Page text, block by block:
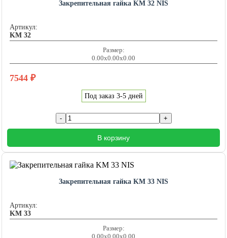
Закрепительная гайка KM 32 NIS
Артикул:
KM 32
Размер:
0.00x0.00x0.00
7544 ₽
Под заказ 3-5 дней
В корзину
Закрепительная гайка KM 33 NIS
Артикул:
KM 33
Размер:
0.00x0.00x0.00